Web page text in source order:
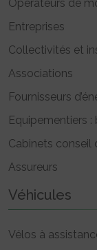
Opérateurs de
Entreprises
Collectivités et
Associations
Fournisseurs
Equipementiers
Cabinets conseil
Assureurs
Véhicules
Vélos à